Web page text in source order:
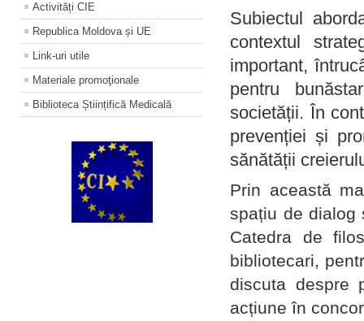
Activități CIE
Republica Moldova și UE
Link-uri utile
Materiale promoţionale
Biblioteca Științifică Medicală
Subiectul
contextul
important,
pentru
societății. În
prevenției și
sănătății
Prin această
spațiu de dialog
Catedra de
bibliotecari,
discuta despre
acțiune în